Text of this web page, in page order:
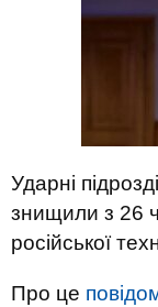
Ударні
знищили з 26
російської
Про це